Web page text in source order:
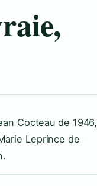
Cocteau de 1946,
Leprince de